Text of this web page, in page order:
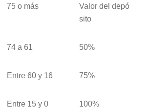
75 o más
Valor del depó
sito
74 a 61 50%
Entre 60 y 16 75%
Entre 15 y 0 100%